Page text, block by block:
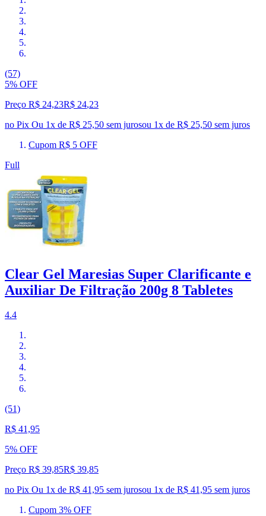
(57)
5% OFF
Preço R$ 24,23R$ 24,23
no Pix Ou 1x de R$ 25,50 sem jurosou 1x de R$ 25,50 sem juros
Cupom R$ 5 OFF
Full
Clear Gel Maresias Super Clarificante e
Auxiliar De Filtração 200g 8 Tabletes
4.4
(51)
R$ 41,95
5% OFF
Preço R$ 39,85R$ 39,85
no Pix Ou 1x de R$ 41,95 sem jurosou 1x de R$ 41,95 sem juros
Cupom 3% OFF